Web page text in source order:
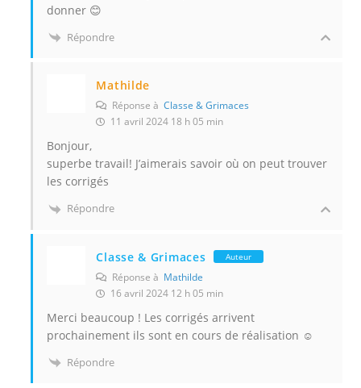
donner 😊
Répondre
Mathilde
Réponse àClasse & Grimaces
11 avril 2024 18 h 05 min
Bonjour,
superbe travail! J’aimerais savoir où on peut trouver
les corrigés
Répondre
Classe & Grimaces Auteur
Réponse à Mathilde
16 avril 2024 12 h 05 min
Merci beaucoup ! Les corrigés arrivent
prochainement ils sont en cours de réalisation ☺️
Répondre